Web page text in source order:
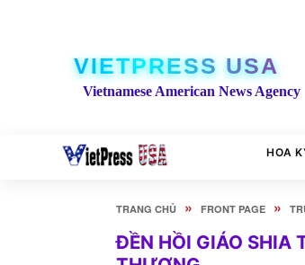
VIETPRESS USA
Vietnamese American News Agency
HOA
TRANG CHỦ » FRONT PAGE »
ĐỀN HỒI GIÁO SHIA